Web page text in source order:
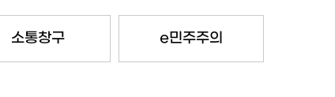
소통창구 e민주주의